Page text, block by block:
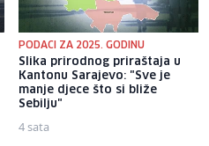
PODACI ZA 2025. GODINU
Slika prirodnog priraštaja u
Kantonu Sarajevo: "Sve je
manje djece što si bliže
Sebilju"
4 sata